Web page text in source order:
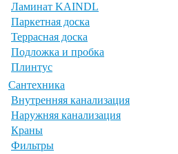
Ламинат KAINDL
Паркетная доска
Террасная доска
Подложка и пробка
Плинтус
Сантехника
Внутренняя канализация
Наружняя канализация
Краны
Фильтры